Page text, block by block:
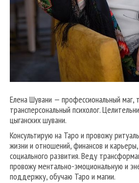
Елена Шувани — профессиональный маг,
трансперсональный психолог.
цыганских шувани.
Консультирую на Таро и провожу
жизни и отношений, финансов и карьеры,
социального развития. Веду
провожу ментально-эмоциональную и
поддержку, обучаю Таро и магии.